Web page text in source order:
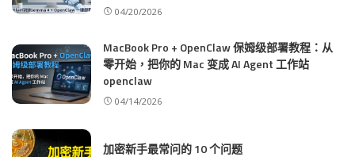
04/20/2026
MacBook Pro + OpenClaw 保姆级部署教程：从
零开始，把你的 Mac 变成 AI Agent 工作站
openclaw
04/14/2026
加密新手最常问的 10 个问题